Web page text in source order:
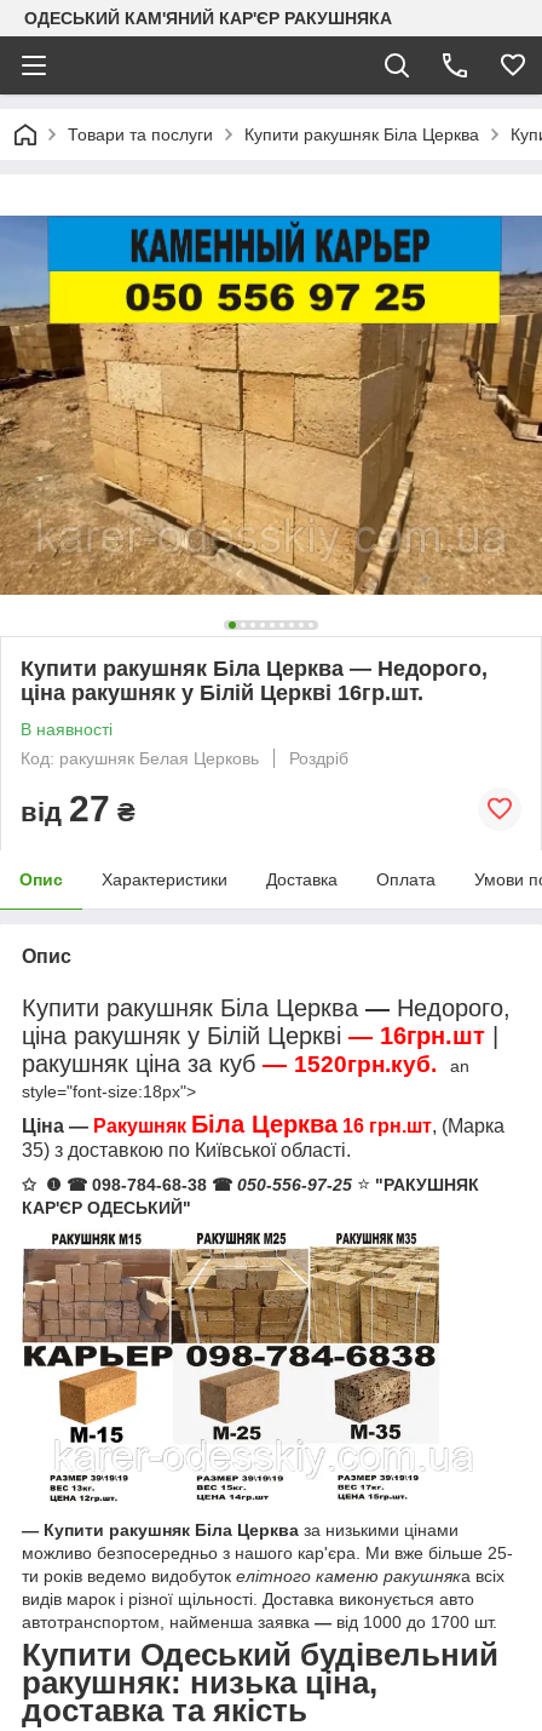
ОДЕСЬКИЙ КАМ'ЯНИЙ КАР'ЄР РАКУШНЯКА
Товари та послуги Купити ракушняк Біла Церква
Купити ракушняк Біла Церква — Недорого,
ціна ракушняк у Білій Церкві 16гр.шт.
В наявності
Код: ракушняк Белая Церковь
Роздріб
від 27 ₴
Опис Характеристики Доставка Оплата Умови
Опис
Купити ракушняк Біла Церква — Недорого,
ціна ракушняк у Білій Церкві — 16грн.шт
ракушняк ціна за куб — 1520грн.куб.
an
style="font-size:18px">
Ціна — Ракушняк Біла Церква16 грн.шт, (Марка
35) з доставкою по Київської області.
✩ ❶ ☎ 098-784-68-38 ☎ 050-556-97-25 ⭐️ "РАКУШНЯК
КАР'ЄР ОДЕСЬКИЙ"
— Купити ракушняк Біла Церква за низькими цінами
можливо безпосередньо з нашого кар'єра. Ми вже більше 25-
ти років ведемо видобуток елітного каменю ракушняка всіх
видів марок і різної щільності. Доставка виконується авто
автотранспортом, найменша заявка — від 1000 до 1700 шт.
Купити Одеський будівельний
ракушняк: низька ціна,
доставка та якість